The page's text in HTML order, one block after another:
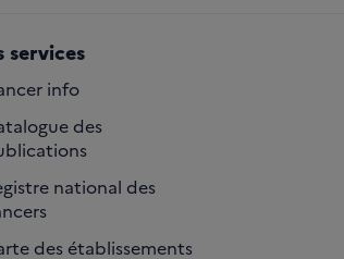
services
info
des
national des
des établissements